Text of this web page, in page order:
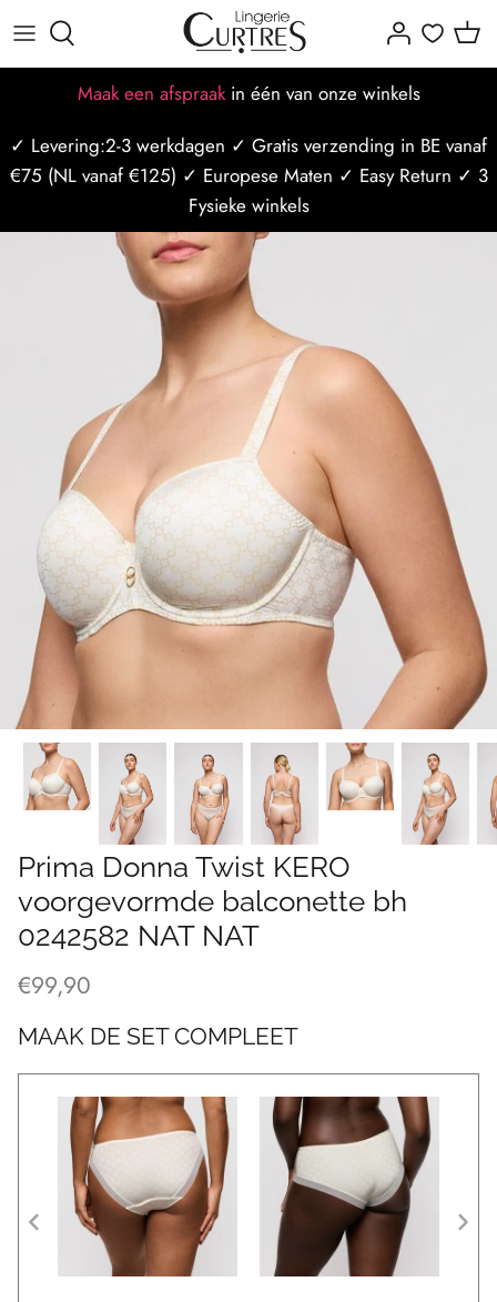
Meteen
naar
de
Maak een afspraakin één van onze winkels
Alles voor dames
BH's
Sport/Ondermode
Alles voor heren
Badmode
Alle Merken
Populaire merken
Dames maattabellen
BH maattabel
Mannen maattabel
Missie-visie-waarden
Ons team
Afspraak maken
Afspraak op locatie
Curtres Care
Last Minute afspraak
✓ Levering:2-3 werkdagen ✓ Gratis verzending in BE vanaf
€75 (NL vanaf €125) ✓ Europese Maten ✓ Easy Return ✓ 3
Fysieke winkels
Prima Donna Twist KERO
voorgevormde balconette bh
0242582 NAT NAT
€99,90
MAAK DE SET COMPLEET